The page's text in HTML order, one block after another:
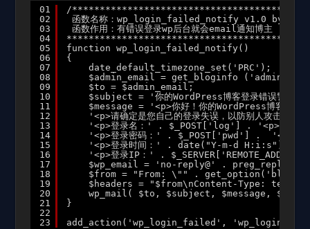
01
02
03
04
05
06
07
08
09
10
11
12
13
14
15
16
17
18
19
20
21
22
23
/
函数名称：wp_login_failed_notify v1.0 by
函数作用：有错误登录wp后台就会email通知博主
function wp_login_failed_notify()
{
date_default_timezone_set('PRC');
$admin_email = get_bloginfo
$to = $admin_email;
$subject = '你的WordPress博客登录错误警告';
$message = '<p>你好！你的WordPress博
'<p>请确定是您自己的登录失误，以防别人攻击！
'<p>登录名：' . $_POST['log'] . '<p>' .
'<p>登录密码：' . $_POST['pwd'] .  '<p>' .
'<p>登录时间：' . date("Y-m-d H:i:s") .
'<p>登录IP：' .
$wp_email = 'no-reply@' .
$from = "From: \"" .
$headers = "$from\nContent-Type:
wp_mail( $to, $subject, $message,
}
add_action('wp_login_failed',